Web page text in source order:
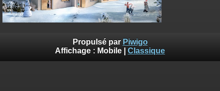
Propulsé par Piwigo
Affichage : Mobile Classique